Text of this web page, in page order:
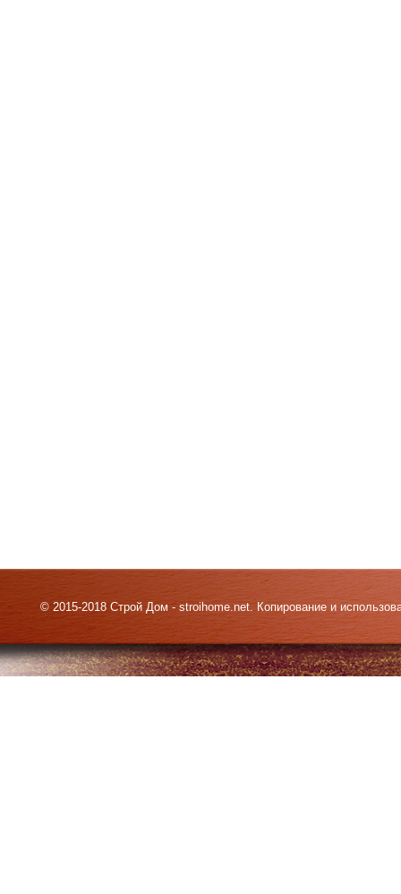
© 2015-2018 Строй Дом - stroihome.net. Копирование и